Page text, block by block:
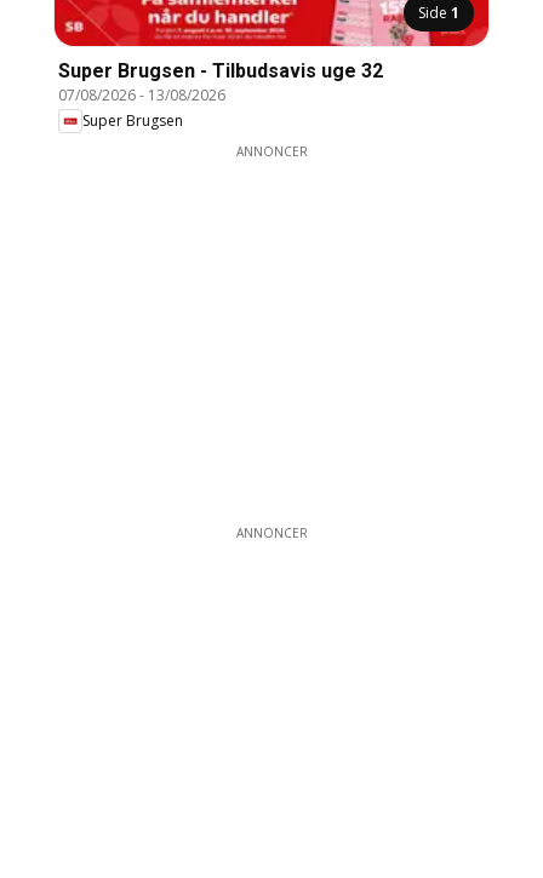
Side 1
Super Brugsen - Tilbudsavis uge 32
07/08/2026- 13/08/2026
Super Brugsen
ANNONCER
ANNONCER